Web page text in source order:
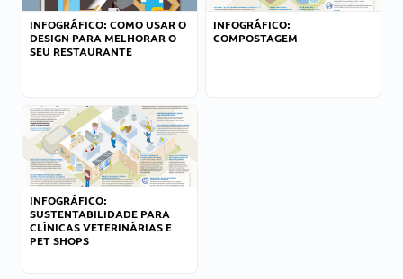
INFOGRÁFICO: COMO USAR O
DESIGN PARA MELHORAR O
SEU RESTAURANTE
INFOGRÁFICO:
COMPOSTAGEM
INFOGRÁFICO:
SUSTENTABILIDADE PARA
CLÍNICAS VETERINÁRIAS E
PET SHOPS